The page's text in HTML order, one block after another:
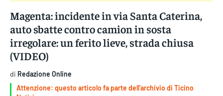
Magenta: incidente in via Santa Caterina,
auto sbatte contro camion in sosta
irregolare: un ferito lieve, strada chiusa
(VIDEO)
di Redazione Online
Attenzione: questo articolo fa parte dell'archivio di Ticino